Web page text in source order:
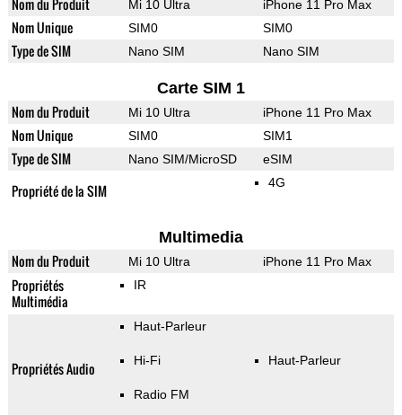
Nom du Produit Mi 10 Ultra iPhone 11 Pro Max
Nom Unique SIM0 SIM0
Type de SIM Nano SIM Nano SIM
Carte SIM 1
Nom du Produit Mi 10 Ultra iPhone 11 Pro Max
Nom Unique SIM0 SIM1
Type de SIM Nano SIM/MicroSD eSIM
Propriété de la SIM 4G
Multimedia
Nom du Produit Mi 10 Ultra iPhone 11 Pro Max
Propriétés
Multimédia
IR
Propriétés Audio
Haut-Parleur
Hi-Fi
Radio FM
Haut-Parleur